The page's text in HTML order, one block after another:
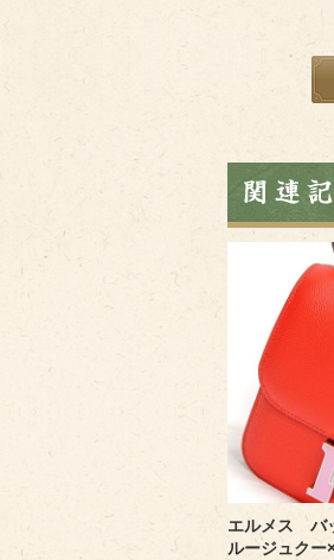
エルメス バ
ルージュクー